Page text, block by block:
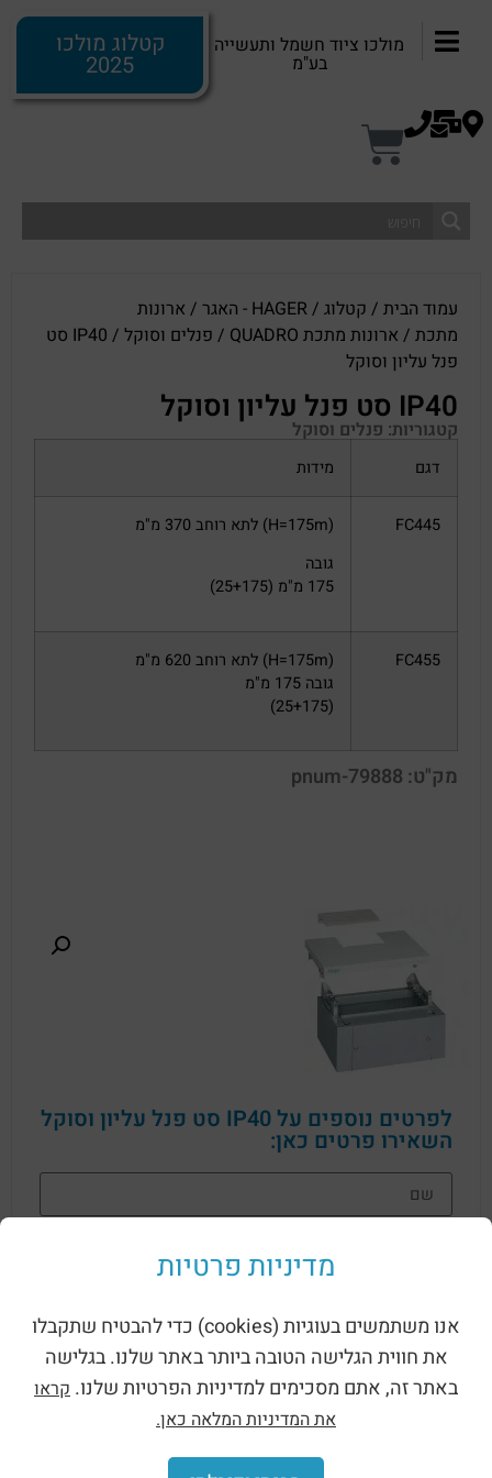
מדיניות פרטיות
אנו משתמשים בעוגיות (cookies) כדי להבטיח שתקבלו
את חווית הגלישה הטובה ביותר באתר שלנו. בגלישה
באתר זה, אתם מסכימים למדיניות הפרטיות שלנו. קראו
את המדיניות המלאה כאן.
מולכו ציוד חשמל ותעשייה
בע"מ
קטלוג מולכו
2025
עמוד הבית / קטלוג /HAGER - האגר / ארונות
מתכת / ארונות מתכת QUADRO / פנלים וסוקל
/ IP40 סט
פנל עליון וסוקל
IP40 סט פנל עליון וסוקל
קטגוריות: פנלים וסוקל
דגם מידות
FC445
(H=175m) לתא רוחב 370 מ"מ
גובה
175 מ"מ (25+175)
FC455
(H=175m) לתא רוחב 620 מ"מ
גובה 175 מ"מ
(25+175)
מק"ט: pnum-79888
לפרטים נוספים על IP40 סט פנל עליון וסוקל
השאירו פרטים כאן:
שליחה